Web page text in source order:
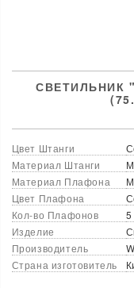
СВЕТИЛЬНИК
Цвет Штанги
Материал Штанги
Материал Плафона
Цвет Плафона
Кол-во Плафонов
Изделие
Производитель
Страна изготовитель